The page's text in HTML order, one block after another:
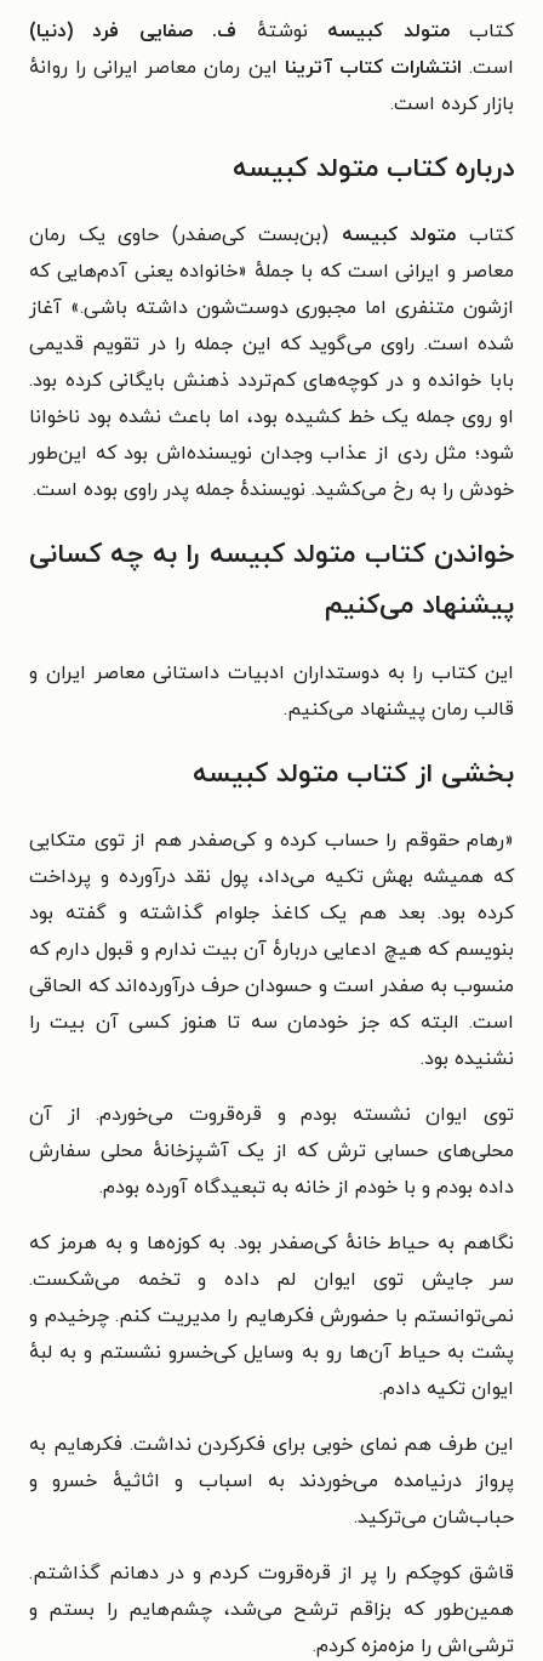
کتابمتولد کبیسه نوشتهٔ ف. صفایی فرد (دنیا)
است. انتشارات کتاب آترینا این رمان معاصر ایرانی را روانهٔ
بازار کرده است.
درباره کتاب متولد کبیسه
کتاب متولد کبیسه (بن‌بست کی‌صفدر) حاوی یک رمان
معاصر و ایرانی است که با جملهٔ «خانواده یعنی آدم‌هایی که
ازشون متنفری اما مجبوری دوست‌شون داشته باشی.» آغاز
شده است. راوی می‌گوید که این جمله را در تقویم قدیمی
بابا خوانده و در کوچه‌های کم‌تردد ذهنش بایگانی کرده بود.
او روی جمله یک خط کشیده بود، اما باعث نشده بود ناخوانا
شود؛ مثل ردی از عذاب وجدان نویسنده‌اش بود که این‌طور
خودش را به رخ می‌کشید. نویسندهٔ جمله پدر راوی بوده است.
خواندن کتاب متولد کبیسه را به چه کسانی
پیشنهاد می‌کنیم
این کتاب را به دوستداران ادبیات داستانی معاصر ایران و
قالب رمان پیشنهاد می‌کنیم.
بخشی از کتاب متولد کبیسه
«رهام حقوقم را حساب کرده و کی‌صفدر هم از توی متکایی
که همیشه بهش تکیه می‌داد، پول نقد درآورده و پرداخت
کرده بود. بعد هم یک کاغذ جلوام گذاشته و گفته بود
بنویسم که هیچ ادعایی دربارهٔ آن بیت ندارم و قبول دارم که
منسوب به صفدر است و حسودان حرف درآورده‌اند که الحاقی
است. البته که جز خودمان سه تا هنوز کسی آن بیت را
نشنیده بود.
توی ایوان نشسته بودم و قره‌قروت می‌خوردم. از آن
محلی‌های حسابی ترش که از یک آشپزخانهٔ محلی سفارش
داده بودم و با خودم از خانه به تبعیدگاه آورده بودم.
نگاهم به حیاط خانهٔ کی‌صفدر بود. به کوزه‌ها و به هرمز که
سر جایش توی ایوان لم داده و تخمه می‌شکست.
نمی‌توانستم با حضورش فکرهایم را مدیریت کنم. چرخیدم و
پشت به حیاط آن‌ها رو به وسایل کی‌خسرو نشستم و به لبهٔ
ایوان تکیه دادم.
این طرف هم نمای خوبی برای فکرکردن نداشت. فکرهایم به
پرواز درنیامده می‌خوردند به اسباب و اثاثیهٔ خسرو و
حباب‌شان می‌ترکید.
قاشق کوچکم را پر از قره‌قروت کردم و در دهانم گذاشتم.
همین‌طور که بزاقم ترشح می‌شد، چشم‌هایم را بستم و
ترشی‌اش را مزه‌مزه کردم.